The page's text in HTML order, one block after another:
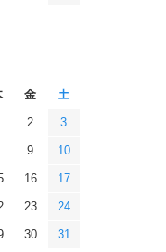
金 土
2 3
9 10
16 17
23 24
30 31